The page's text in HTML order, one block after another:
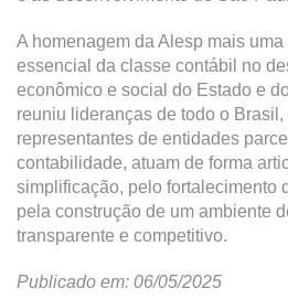
A homenagem da Alesp mais
essencial da classe contábil no
econômico e social do Estado e
reuniu lideranças de todo o
representantes de entidades
contabilidade, atuam de forma
simplificação, pelo fortalecimento
pela construção de um ambiente
transparente e competitivo.
Publicado em: 06/05/2025